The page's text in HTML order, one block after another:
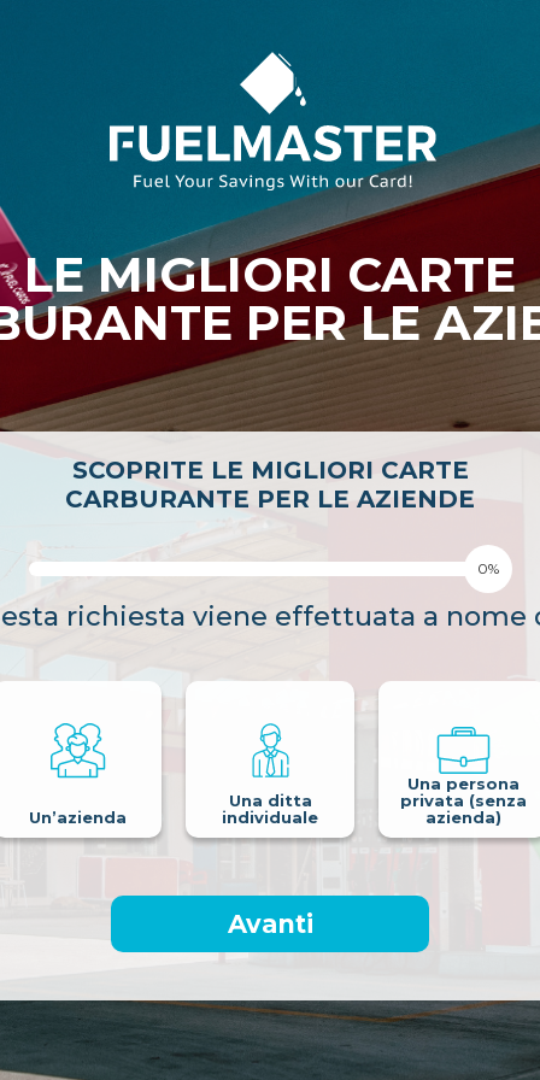
LE MIGLIORI CARTE
PER LE
SCOPRITE LE MIGLIORI CARTE
CARBURANTE PER LE AZIENDE
0%
richiesta viene effettuata a nome
Un’azienda
Una ditta
individuale
Una persona
privata (senza
azienda)
Avanti